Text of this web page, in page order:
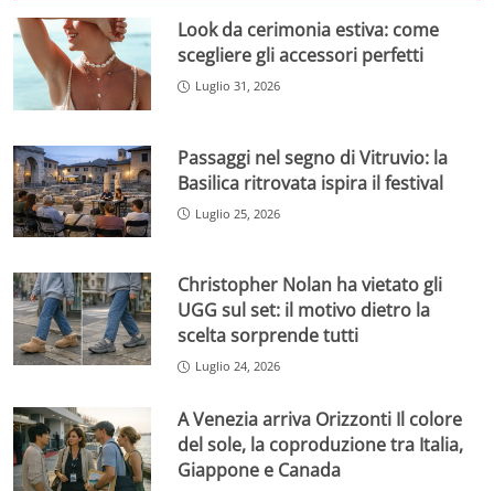
Look da cerimonia estiva: come
scegliere gli accessori perfetti
Luglio 31, 2026
Passaggi nel segno di Vitruvio: la
Basilica ritrovata ispira il festival
Luglio 25, 2026
Christopher Nolan ha vietato gli
UGG sul set: il motivo dietro la
scelta sorprende tutti
Luglio 24, 2026
A Venezia arriva Orizzonti Il colore
del sole, la coproduzione tra Italia,
Giappone e Canada